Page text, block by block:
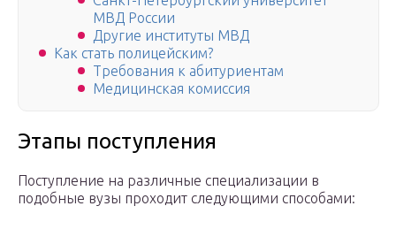
МВД России
Другие институты МВД
Как стать полицейским?
Требования к абитуриентам
Медицинская комиссия
Этапы поступления
Поступление на различные специализации в
подобные вузы проходит следующими способами: